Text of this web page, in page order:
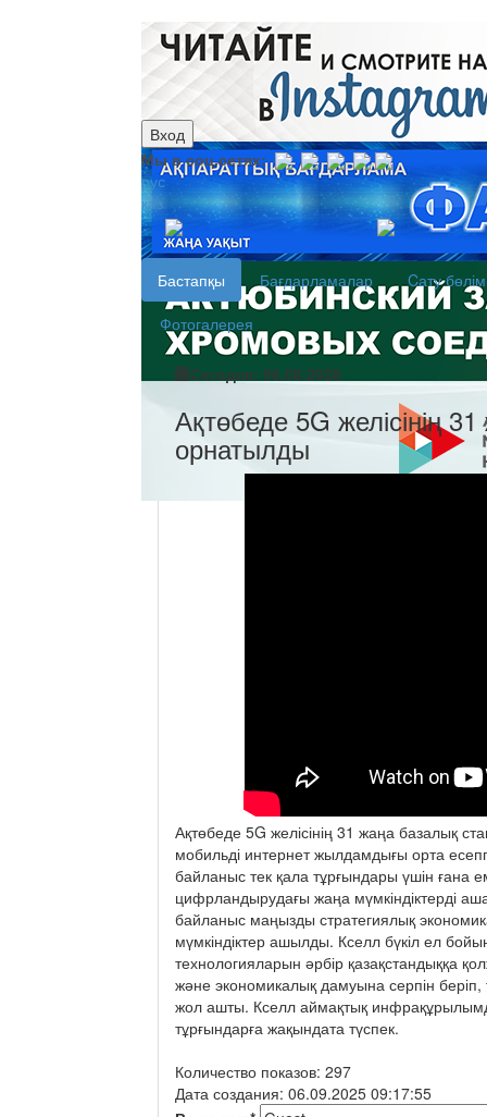
Вход
Мы в соц.сетях:
рус
каз
Бастапқы Бағдарламалар
Cату
Фотогалерея
Сегодня: 06.08.2026
Ақтөбеде 5G желісінің
орнатылды
Ақтөбеде 5G желісінің 31 жаңа базалық
мобильді интернет жылдамдығы орта
байланыс тек қала тұрғындары үшін ғана
цифрландырудағы жаңа мүмкіндіктерді
байланыс маңызды стратегиялық
мүмкіндіктер ашылды. Кселл бүкіл ел
технологияларын әрбір қазақстандыққа
және экономикалық дамуына серпін
жол ашты. Кселл аймақтық
тұрғындарға жақындата түспек.
Количество показов: 297
Дата создания: 06.09.2025 09:17:55